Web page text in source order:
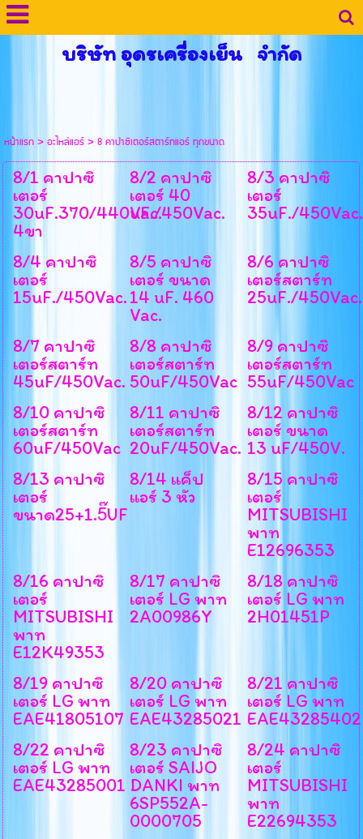
บริษัท อุดรเครื่องเย็น จำกัด
หน้าแรก>อะไหล่แอร์>8 คาปาซิเตอร์สตาร์ทแอร์ ทุกขนาด
8/1 คาปาซิ
เตอร์
30uF.370/440Vac.
4ขา
8/2 คาปาซิ
เตอร์ 40
uF./450Vac.
8/3 คาปาซิ
เตอร์
35uF./450Vac.
8/4 คาปาซิ
เตอร์
15uF./450Vac.
8/5 คาปาซิ
เตอร์ ขนาด
14 uF. 460
Vac.
8/6 คาปาซิ
เตอร์สตาร์ท
25uF./450Vac.
8/7 คาปาซิ
เตอร์สตาร์ท
45uF/450Vac.
8/8 คาปาซิ
เตอร์สตาร์ท
50uF/450Vac
8/9 คาปาซิ
เตอร์สตาร์ท
55uF/450Vac
8/10 คาปาซิ
เตอร์สตาร์ท
60uF/450Vac
8/11 คาปาซิ
เตอร์สตาร์ท
20uF/450Vac.
8/12 คาปาซิ
เตอร์ ขนาด
13 uF/450V.
8/13 คาปาซิ
เตอร์
ขนาด25+1.5๊UF
8/14 แค็ป
แอร์ 3 หัว
8/15 คาปาซิ
เตอร์
MITSUBISHI
พาท
E12696353
8/16 คาปาซิ
เตอร์
MITSUBISHI
พาท
E12K49353
8/17 คาปาซิ
เตอร์ LG พาท
2A00986Y
8/18 คาปาซิ
เตอร์ LG พาท
2H01451P
8/19 คาปาซิ
เตอร์ LG พาท
EAE41805107
8/20 คาปาซิ
เตอร์ LG พาท
EAE43285021
8/21 คาปาซิ
เตอร์ LG พาท
EAE43285402
8/22 คาปาซิ
เตอร์ LG พาท
EAE43285001
8/23 คาปาซิ
เตอร์ SAIJO
DANKI พาท
6SP552A-
0000705
8/24 คาปาซิ
เตอร์
MITSUBISHI
พาท
E22694353